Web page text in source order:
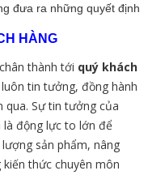
đưa ra những quyết định
HÀNG
thành tới quý khách
tin tưởng, đồng hành
qua. Sự tin tưởng của
động lực to lớn để
sản phẩm, nâng
thức chuyên môn